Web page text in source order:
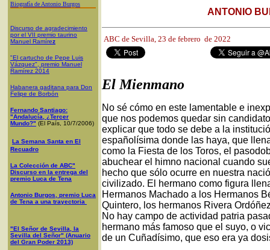
Biografía de Antonio Burgos
Discurso de agradecimiento
por el VII premio taurino
Manuel Ramírez
"El cartucho de Pepe Luis
Vázquez", premio Manuel
Ramírez 2014
Habanera gaditana para Don
Felipe de Borbón
Fernando Santiago:
"Andalucía, ¿Tercer
Mundo?" (El País, 10/7/2006)
La Semana Santa en El
Recuadro
La Colección de ABC"
Discurso en la entrega del
premio Luca de Tena
Antonio Burgos, premio Luca
de Tena a una trayectoria
"El Señor de Sevilla, la
Sevilla del Señor" (Anuario
del Gran Poder 2013)
ANTONIO
ABC de Sevilla, 23 de febrero de 2022
El Mienmano
No sé cómo en este lamentable e
que nos podemos quedar sin
explicar que todo se debe a la
españolísima donde las haya, que
como la Fiesta de los Toros, el
abuchear el himno nacional cuando
hecho que sólo ocurre en nuestra
civilizado. El hermano como figura
Hermanos Machado a los Hermanos
Quintero, los hermanos Rivera
No hay campo de actividad patria
hermano más famoso que el suyo, o
de un Cuñadísimo, que eso era ya